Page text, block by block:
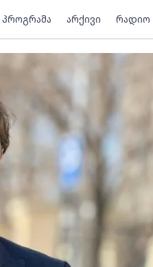
პროგრამა არქივი რადიო